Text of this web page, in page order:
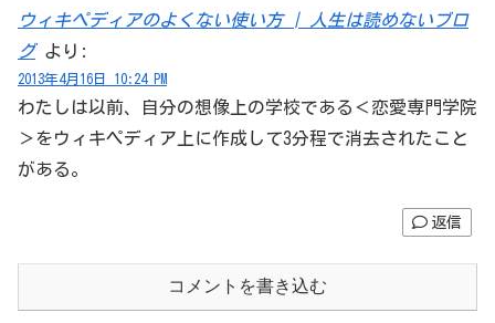
ウィキペディアのよくない使い方 | 人生は読めないブロ
グ より:
2013年4月16日 10:24 PM
わたしは以前、自分の想像上の学校である＜恋愛専門学院
＞をウィキペディア上に作成して3分程で消去されたこと
がある。
返信
コメントを書き込む